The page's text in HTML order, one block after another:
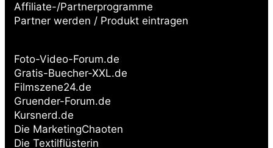
Affiliate-/Partnerprogramme
Partner werden / Produkt eintragen
Foto-Video-Forum.de
Gratis-Buecher-XXL.de
Filmszene24.de
Gruender-Forum.de
Kursnerd.de
Die MarketingChaoten
Die Textilflüsterin